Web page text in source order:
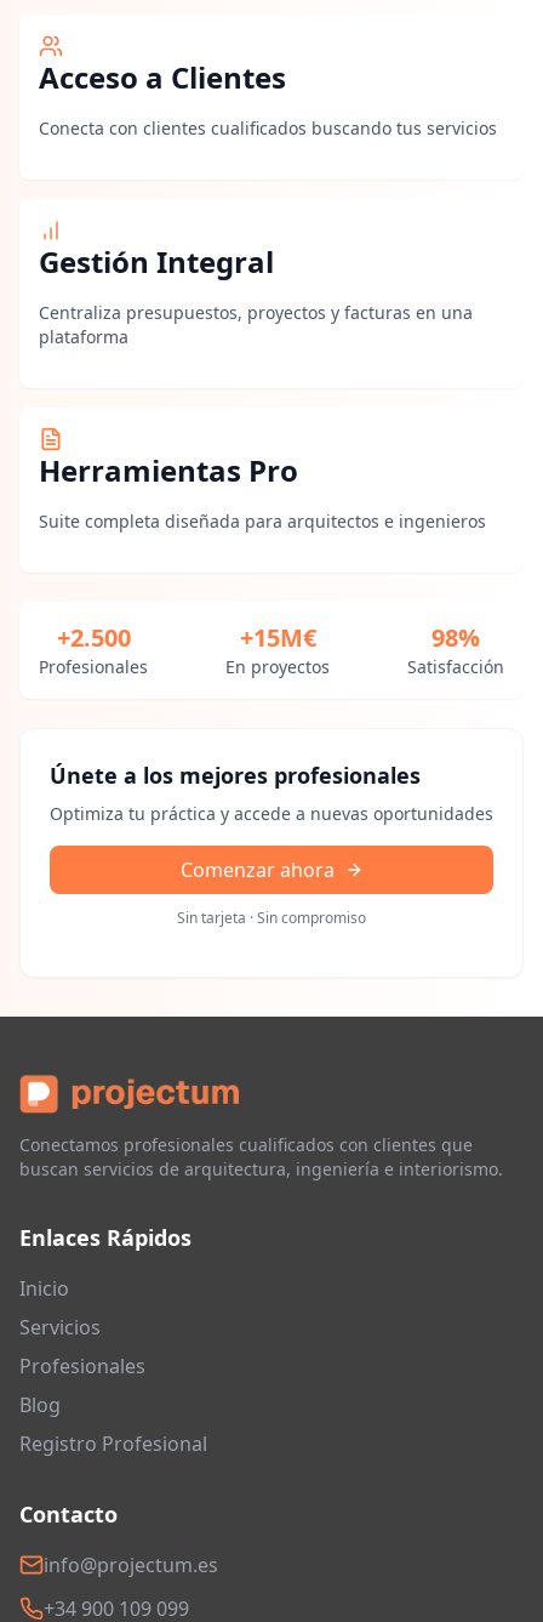
Acceso a Clientes
Conecta con clientes cualificados buscando tus servicios
Gestión Integral
Centraliza presupuestos, proyectos y facturas en una
plataforma
Herramientas Pro
Suite completa diseñada para arquitectos e ingenieros
+2.500
Profesionales
+15M€
En proyectos
98%
Satisfacción
Únete a los mejores profesionales
Optimiza tu práctica y accede a nuevas oportunidades
Comenzar ahora
Sin tarjeta · Sin compromiso
Conectamos profesionales cualificados con clientes que
buscan servicios de arquitectura, ingeniería e interiorismo.
Enlaces Rápidos
Inicio
Servicios
Profesionales
Blog
Registro Profesional
Contacto
info@projectum.es
+34 900 109 099